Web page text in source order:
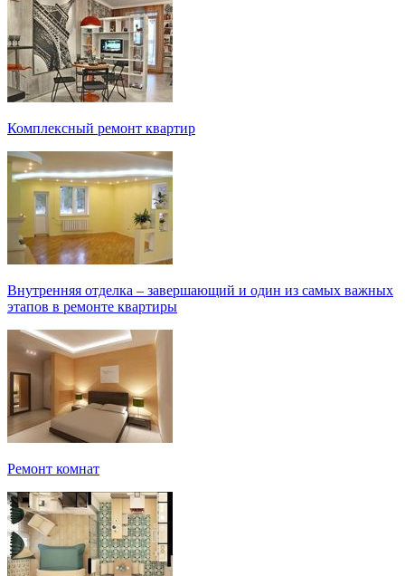
Комплексный ремонт квартир
Внутренняя отделка – завершающий и один из самых важных
этапов в ремонте квартиры
Ремонт комнат